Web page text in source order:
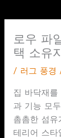
뛰
로우 파
택 소유
/ 러그 풍경
집 바닥재
과 기능 모
촘촘한 섬
테리어 스